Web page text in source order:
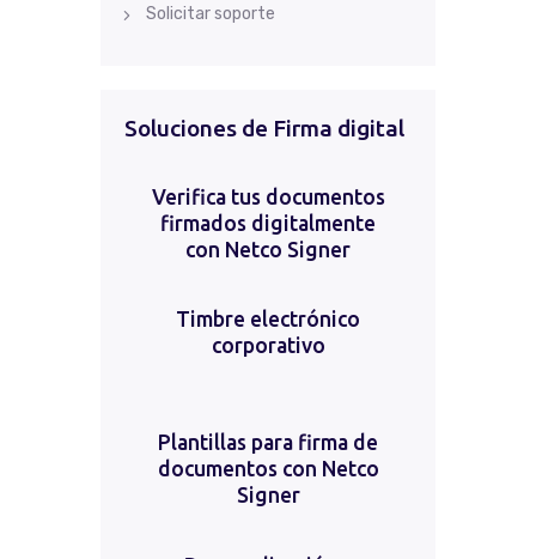
Solicitar soporte
Soluciones de Firma digital
Verifica tus documentos
firmados digitalmente
con Netco Signer
Timbre electrónico
corporativo
Plantillas para firma de
documentos con Netco
Signer